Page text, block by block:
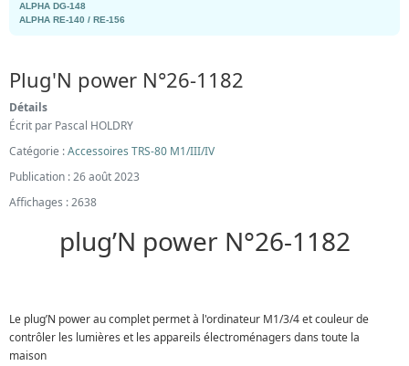
ALPHA DG-148
ALPHA RE-140 / RE-156
Plug'N power N°26-1182
Détails
Écrit par Pascal HOLDRY
Catégorie :Accessoires TRS-80 M1/III/IV
Publication : 26 août 2023
Affichages : 2638
plug’N power N°26-1182
Le plug’N power au complet permet à l'ordinateur M1/3/4 et couleur de
contrôler les lumières et les appareils électroménagers dans toute la
maison